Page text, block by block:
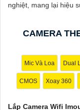
Tích hợp hồng
hợp hồng ngoại để
Tính năng lưu trữ
lưu trữ video trực
nghiệt, mang lại hiệu
CAMERA
Mic Và Loa Dual
CMOS Xoay 360
Lắp Camera Wifi